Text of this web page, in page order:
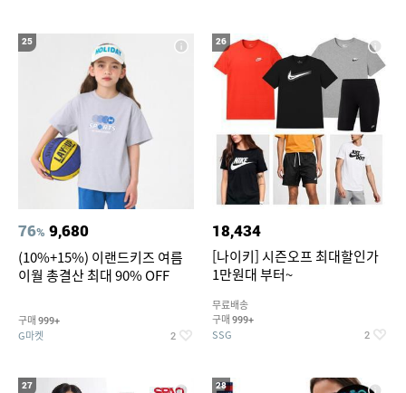
25
76% 9,680
(10%+15%) 이랜드키즈 여름
이월 총결산 최대 90% OFF
구매 999+
G마켓 2
26
18,434
[나이키] 시즌오프 최대할인가
1만원대 부터~
무료배송
구매 999+
SSG 2
27 28